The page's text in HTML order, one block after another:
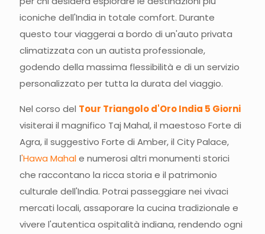
iconiche dell'India in totale comfort. Durante
questo tour viaggerai a bordo di un'auto privata
climatizzata con un autista professionale,
godendo della massima flessibilità e di un servizio
personalizzato per tutta la durata del viaggio.
Nel corso del Tour Triangolo d'Oro India 5 Giorni
visiterai il magnifico Taj Mahal, il maestoso Forte di
Agra, il suggestivo Forte di Amber, il City Palace,
l'Hawa Mahale numerosi altri monumenti storici
che raccontano la ricca storia e il patrimonio
culturale dell'India. Potrai passeggiare nei vivaci
mercati locali, assaporare la cucina tradizionale e
vivere l'autentica ospitalità indiana, rendendo ogni